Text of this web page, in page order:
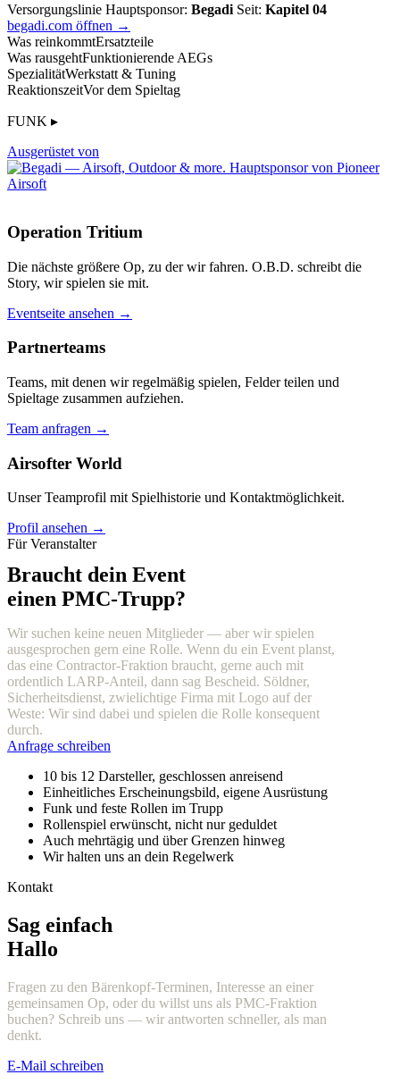
Versorgungslinie Hauptsponsor: Begadi Seit: Kapitel 04
begadi.com öffnen →
Was reinkommtErsatzteile
Was rausgehtFunktionierende AEGs
SpezialitätWerkstatt & Tuning
ReaktionszeitVor dem Spieltag
FUNK ▸
Ausgerüstet von
Operation Tritium
Die nächste größere Op, zu der wir fahren. O.B.D. schreibt die
Story, wir spielen sie mit.
Eventseite ansehen →
Partnerteams
Teams, mit denen wir regelmäßig spielen, Felder teilen und
Spieltage zusammen aufziehen.
Team anfragen →
Airsofter World
Unser Teamprofil mit Spielhistorie und Kontaktmöglichkeit.
Profil ansehen →
Für Veranstalter
Braucht dein Event
einen PMC-Trupp?
Wir suchen keine neuen Mitglieder — aber wir spielen
ausgesprochen gern eine Rolle. Wenn du ein Event planst,
das eine Contractor-Fraktion braucht, gerne auch mit
ordentlich LARP-Anteil, dann sag Bescheid. Söldner,
Sicherheitsdienst, zwielichtige Firma mit Logo auf der
Weste: Wir sind dabei und spielen die Rolle konsequent
durch.
Anfrage schreiben
10 bis 12 Darsteller, geschlossen anreisend
Einheitliches Erscheinungsbild, eigene Ausrüstung
Funk und feste Rollen im Trupp
Rollenspiel erwünscht, nicht nur geduldet
Auch mehrtägig und über Grenzen hinweg
Wir halten uns an dein Regelwerk
Kontakt
Sag einfach
Hallo
Fragen zu den Bärenkopf-Terminen, Interesse an einer
gemeinsamen Op, oder du willst uns als PMC-Fraktion
buchen? Schreib uns — wir antworten schneller, als man
denkt.
E-Mail schreiben